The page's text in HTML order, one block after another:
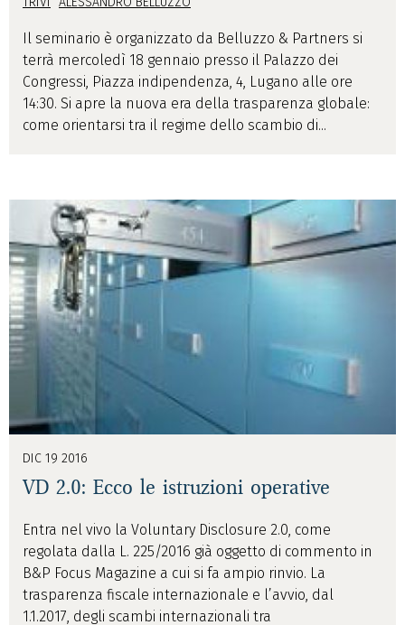
Il seminario è organizzato da Belluzzo & Partners si
terrà mercoledì 18 gennaio presso il Palazzo dei
Congressi, Piazza indipendenza, 4, Lugano alle ore
14:30. Si apre la nuova era della trasparenza globale:
come orientarsi tra il regime dello scambio di...
DIC 19 2016
VD 2.0: Ecco le istruzioni operative
Entra nel vivo la Voluntary Disclosure 2.0, come
regolata dalla L. 225/2016 già oggetto di commento in
B&P Focus Magazine a cui si fa ampio rinvio. La
trasparenza fiscale internazionale e l’avvio, dal
1.1.2017, degli scambi internazionali tra